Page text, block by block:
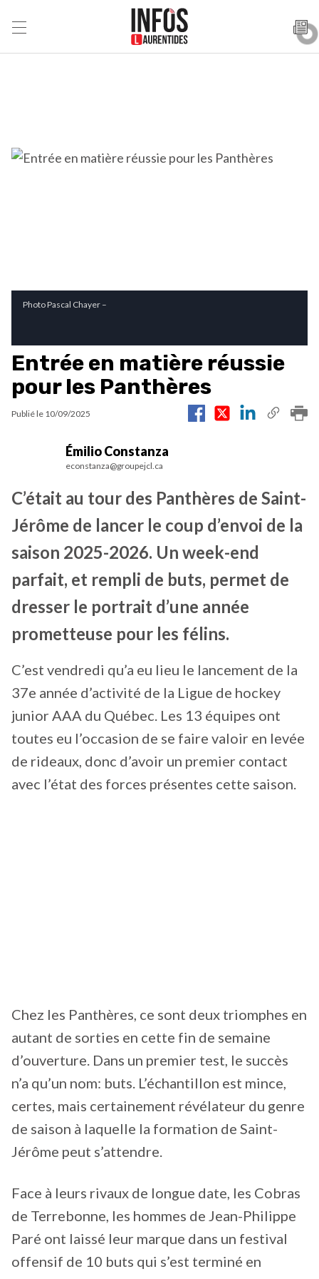
Photo Pascal Chayer –
Entrée en matière réussie
pour les Panthères
Publié le 10/09/2025
Émilio Constanza
econstanza@groupejcl.ca
C’était au tour des Panthères de Saint-
Jérôme de lancer le coup d’envoi de la
saison 2025-2026. Un week-end
parfait, et rempli de buts, permet de
dresser le portrait d’une année
prometteuse pour les félins.
C’est vendredi qu’a eu lieu le lancement de la
37e année d’activité de la Ligue de hockey
junior AAA du Québec. Les 13 équipes ont
toutes eu l’occasion de se faire valoir en levée
de rideaux, donc d’avoir un premier contact
avec l’état des forces présentes cette saison.
Chez les Panthères, ce sont deux triomphes en
autant de sorties en cette fin de semaine
d’ouverture. Dans un premier test, le succès
n’a qu’un nom: buts. L’échantillon est mince,
certes, mais certainement révélateur du genre
de saison à laquelle la formation de Saint-
Jérôme peut s’attendre.
Face à leurs rivaux de longue date, les Cobras
de Terrebonne, les hommes de Jean-Philippe
Paré ont laissé leur marque dans un festival
offensif de 10 buts qui s’est terminé en